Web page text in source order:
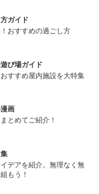
ガイド
おすすめの過ごし方
び場ガイド
すすめ屋内施設を大特集
画
とめてご紹介！
デアを紹介。無理なく無
もう！